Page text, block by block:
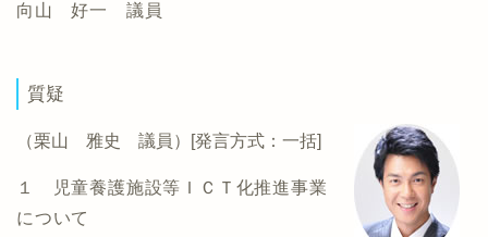
向山 好一 議員
質疑
（栗山 雅史 議員）[発言方式：一括]
１ 児童養護施設等ＩＣＴ化推進事業
について